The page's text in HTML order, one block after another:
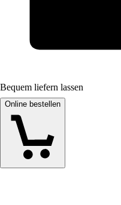
Bequem liefern lassen
Online bestellen